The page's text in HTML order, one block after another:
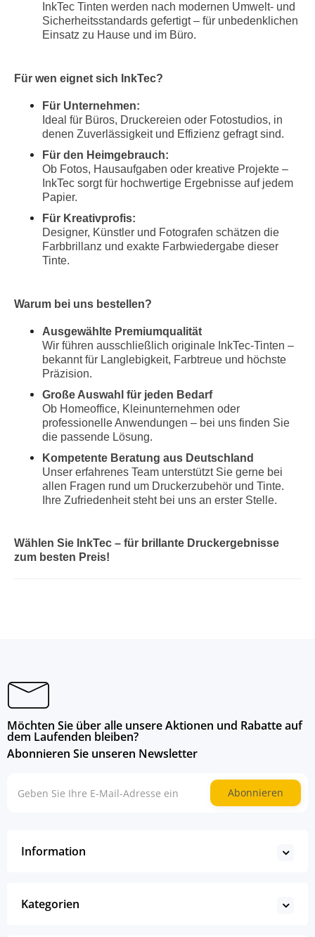
InkTec Tinten werden nach modernen Umwelt- und
Sicherheitsstandards gefertigt – für unbedenklichen
Einsatz zu Hause und im Büro.
Für wen eignet sich InkTec?
Für Unternehmen:
Ideal für Büros, Druckereien oder Fotostudios, in
denen Zuverlässigkeit und Effizienz gefragt sind.
Für den Heimgebrauch:
Ob Fotos, Hausaufgaben oder kreative Projekte –
InkTec sorgt für hochwertige Ergebnisse auf jedem
Papier.
Für Kreativprofis:
Designer, Künstler und Fotografen schätzen die
Farbbrillanz und exakte Farbwiedergabe dieser
Tinte.
Warum bei uns bestellen?
Ausgewählte Premiumqualität
Wir führen ausschließlich originale InkTec-Tinten –
bekannt für Langlebigkeit, Farbtreue und höchste
Präzision.
Große Auswahl für jeden Bedarf
Ob Homeoffice, Kleinunternehmen oder
professionelle Anwendungen – bei uns finden Sie
die passende Lösung.
Kompetente Beratung aus Deutschland
Unser erfahrenes Team unterstützt Sie gerne bei
allen Fragen rund um Druckerzubehör und Tinte.
Ihre Zufriedenheit steht bei uns an erster Stelle.
Wählen Sie InkTec – für brillante Druckergebnisse
zum besten Preis!
Möchten Sie über alle unsere Aktionen und Rabatte auf
dem Laufenden bleiben?
Abonnieren Sie unseren Newsletter
Abonnieren
Information
Kategorien